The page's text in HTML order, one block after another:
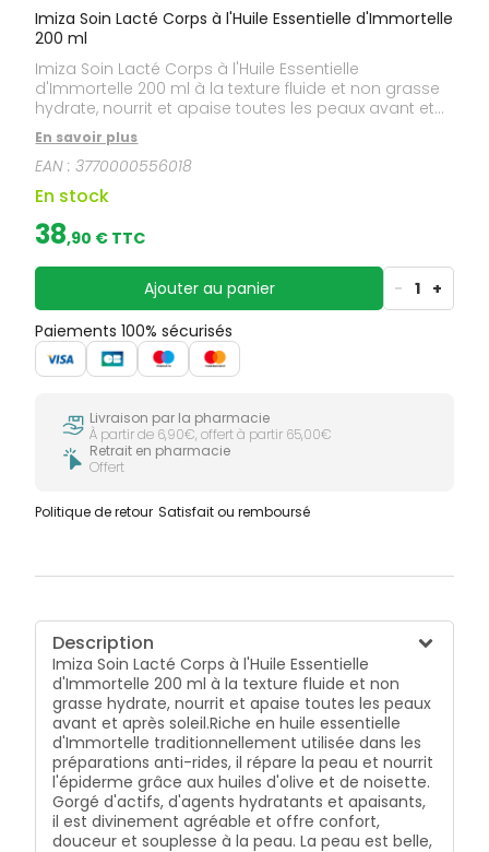
Imiza Soin Lacté Corps à l'Huile Essentielle d'Immortelle
200 ml
Imiza Soin Lacté Corps à l'Huile Essentielle
d'Immortelle 200 ml à la texture fluide et non grasse
hydrate, nourrit et apaise toutes les peaux avant et
après soleil.Riche en huile essentielle d'Immortelle
traditionnellement utilisée dans les préparations
anti-rides, il répare la peau et nourrit l'épiderme
grâce aux huiles d'olive et de noisette. Gorgé d'actifs,
d'agents hydratants et apaisants, il est divinement
agréable et offre confort, douceur et souplesse à la
peau. La peau est belle, parfumée et pleine de
vitalité.Sans huile minérale, colorant, paraben,
phénoxyethanol. Non testé sur les animaux.
En savoir plus
EAN :3770000556018
En stock
38,90 € TTC
Ajouter au panier - 1 +
Paiements 100% sécurisés
Livraison par la pharmacie
À partir de 6,90€, offert à partir 65,00€
Retrait en pharmacie
Offert
Politique de retour Satisfait ou remboursé
Description
Imiza Soin Lacté Corps à l'Huile Essentielle
d'Immortelle 200 ml à la texture fluide et non
grasse hydrate, nourrit et apaise toutes les peaux
avant et après soleil.Riche en huile essentielle
d'Immortelle traditionnellement utilisée dans les
préparations anti-rides, il répare la peau et nourrit
l'épiderme grâce aux huiles d'olive et de noisette.
Gorgé d'actifs, d'agents hydratants et apaisants,
il est divinement agréable et offre confort,
douceur et souplesse à la peau. La peau est belle,